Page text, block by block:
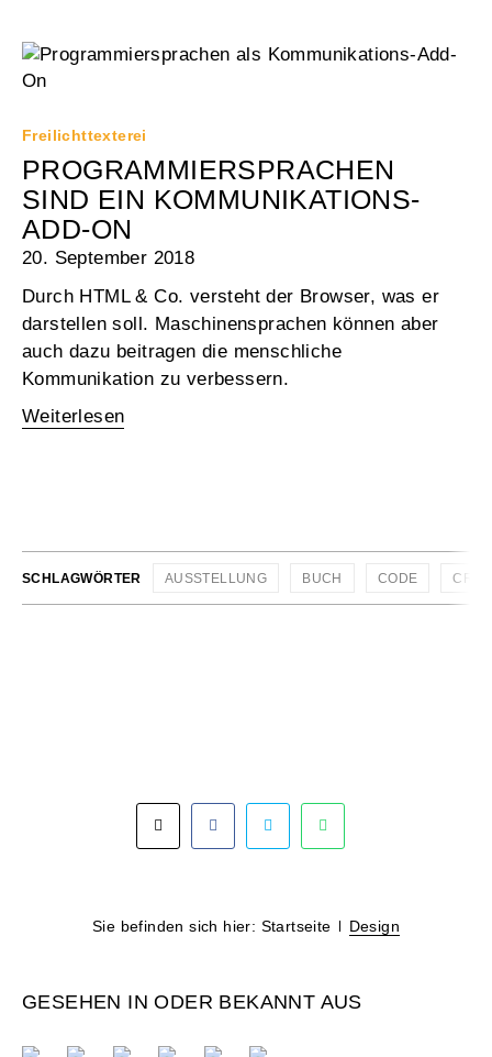
Freilichttexterei
PROGRAMMIERSPRACHEN
SIND EIN KOMMUNIKATIONS-
ADD-ON
20. September 2018
Durch HTML & Co. versteht der Browser, was er
darstellen soll. Maschinensprachen können aber
auch dazu beitragen die menschliche
Kommunikation zu verbessern.
Weiterlesen
SCHLAGWÖRTER AUSSTELLUNG BUCH CODE
Sie befinden sich hier: Startseite Design
GESEHEN IN ODER BEKANNT AUS